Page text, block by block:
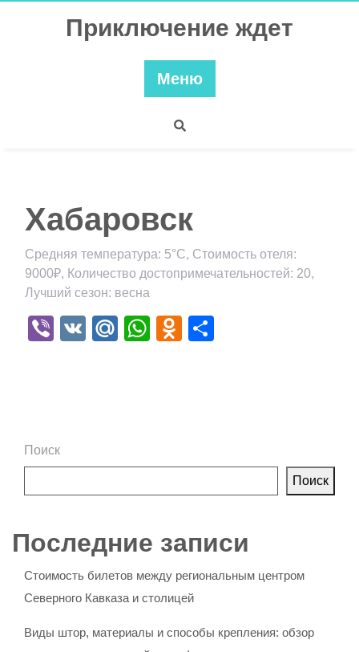
Приключение ждет
Меню
Хабаровск
Средняя температура: 5°C, Стоимость отеля:
9000₽, Количество достопримечательностей: 20,
Лучший сезон: весна
Viber
VK Mail.Ru
WhatsApp
Odnoklassniki
Поиск
Поиск
Последние записи
Стоимость билетов между региональным центром
Северного Кавказа и столицей
Виды штор, материалы и способы крепления: обзор